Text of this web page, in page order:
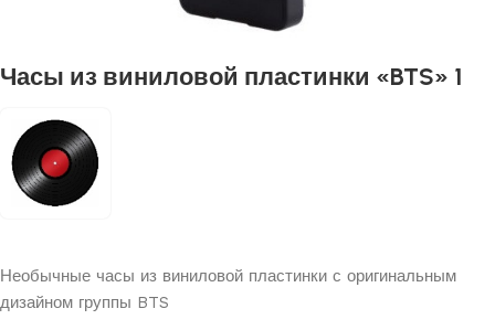
Часы из виниловой пластинки «BTS» 1
Необычные часы из виниловой пластинки с оригинальным
дизайном группы BTS